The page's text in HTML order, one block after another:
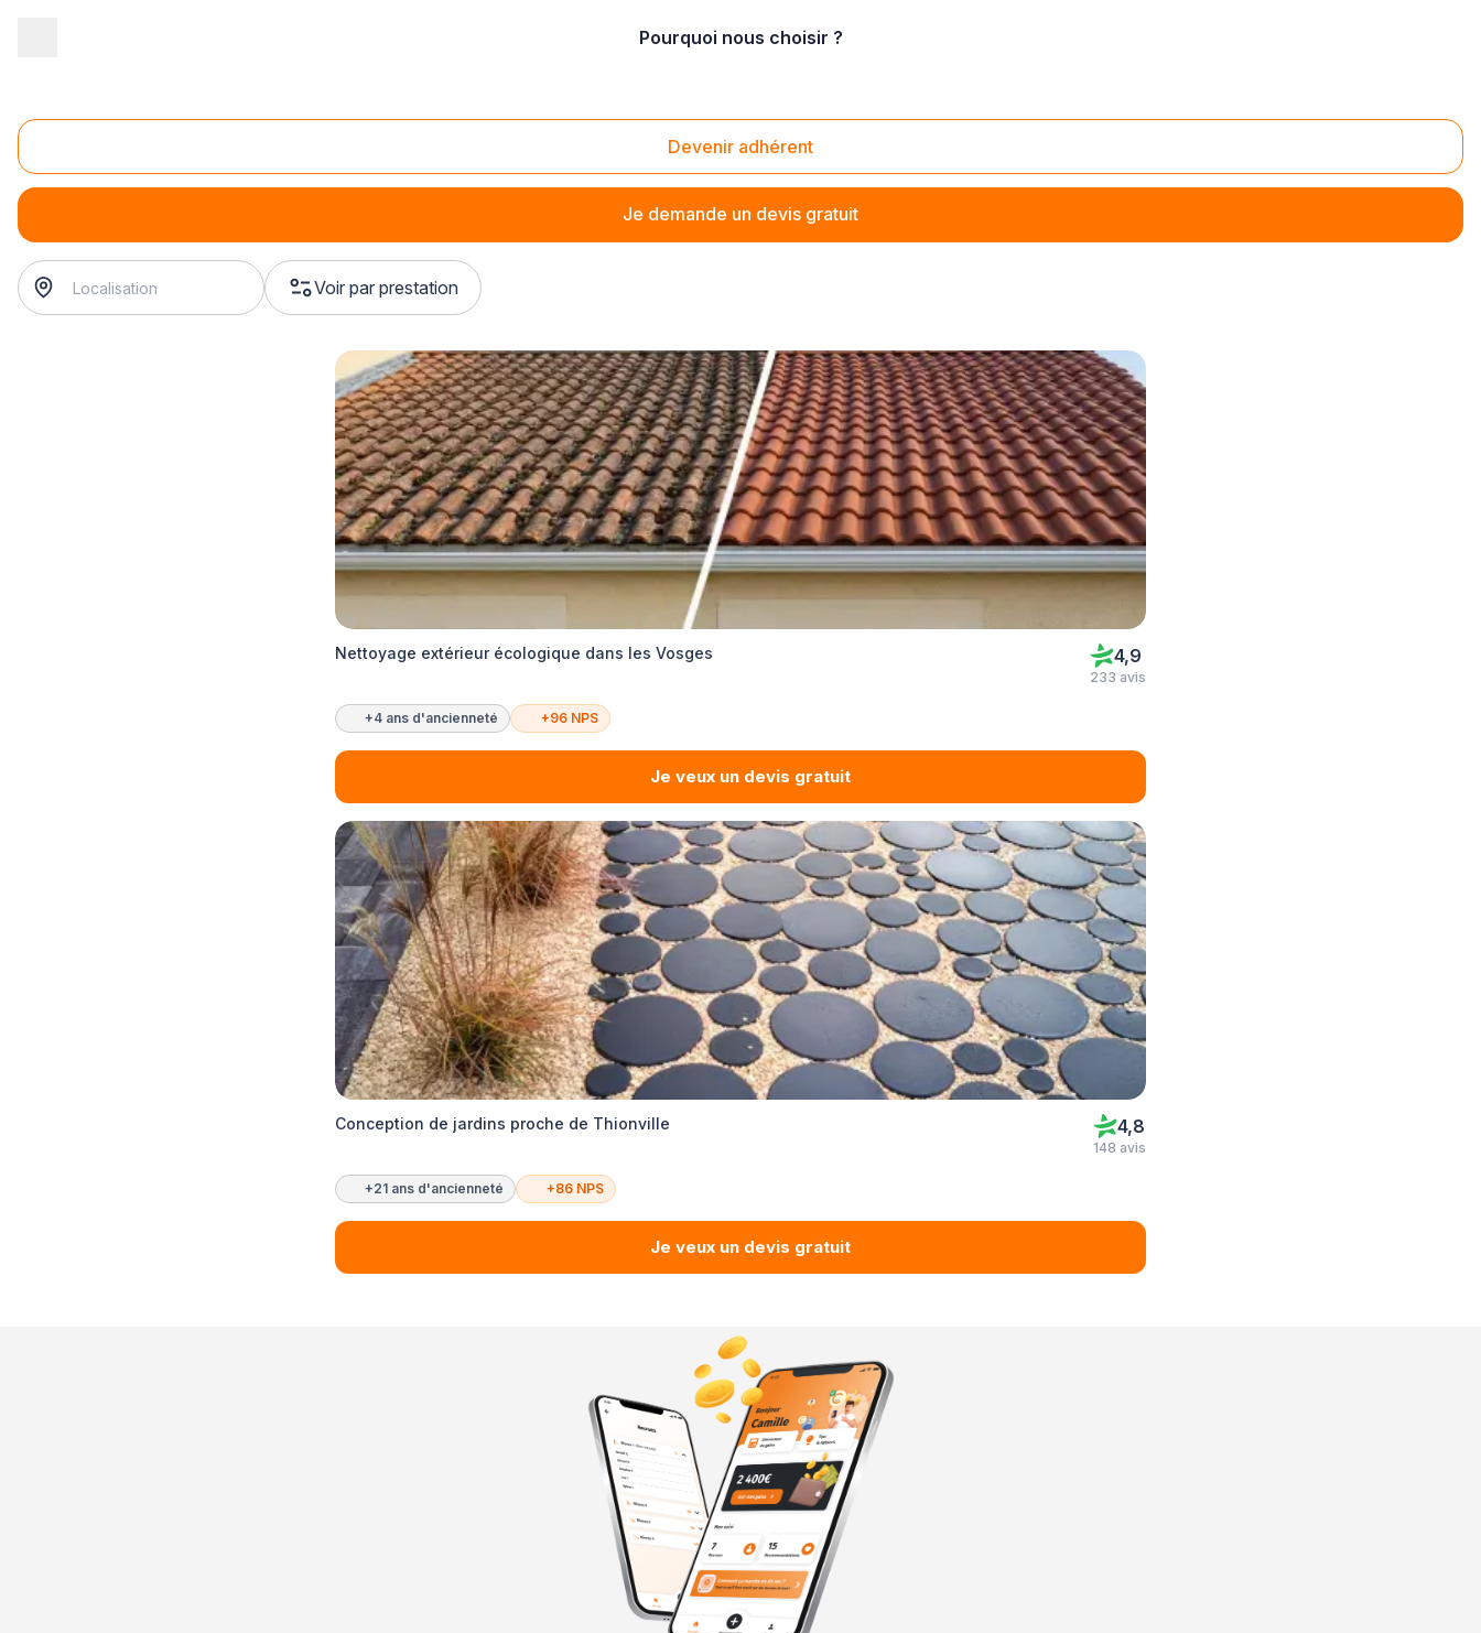
Pourquoi nous choisir ?
Devenir adhérent
Je demande un devis gratuit
Entretien de cours pavée
entretien de cours pavée
Voir par prestation
Nettoyage extérieur écologique dans les Vosges 4,9
233 avis
+4 ans d'ancienneté +96 NPS
Je veux un devis gratuit
Conception de jardins proche de Thionville 4,8
148 avis
+21 ans d'ancienneté +86 NPS
Je veux un devis gratuit